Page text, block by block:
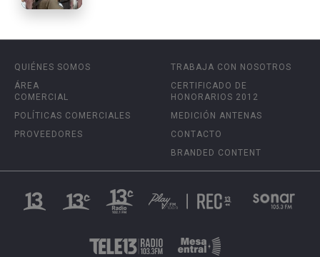
QUIÉNES SOMOS
ÁREA
COMERCIAL
POLÍTICAS COMERCIALES
PROVEEDORES
TRABAJA CON NOSOTROS
CERTIFICADO DE
HONORARIOS 2012
MEDICIÓN ANTENAS
CONTACTO
BRANDED CONTENT